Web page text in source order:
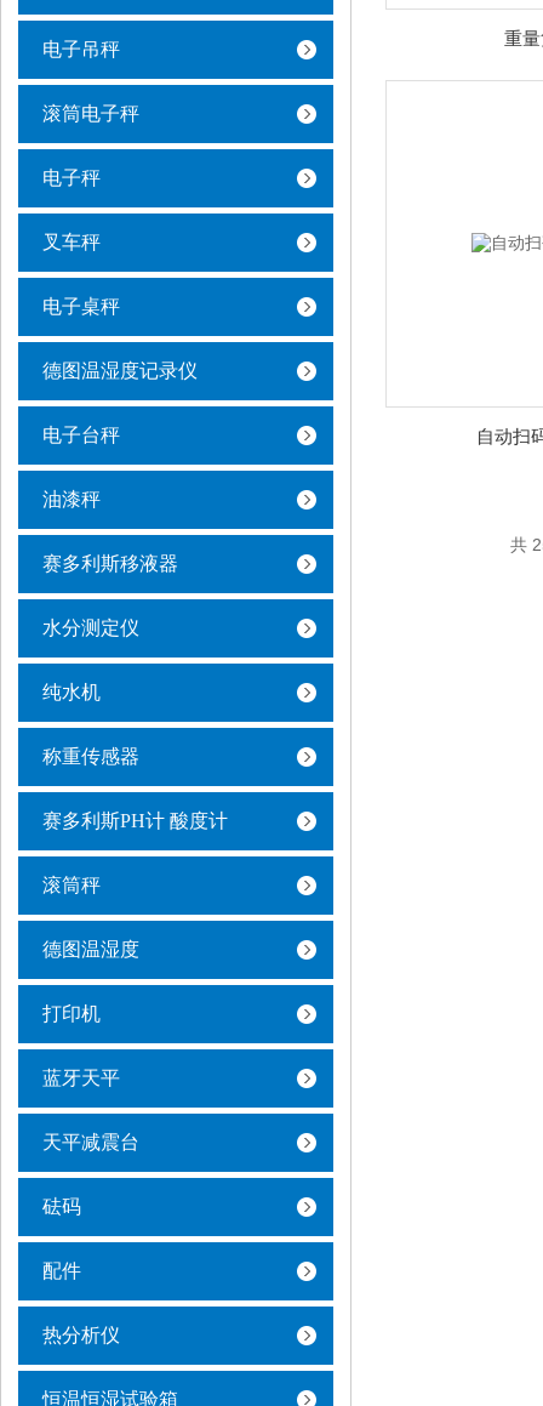
电子吊秤
滚筒电子秤
电子秤
叉车秤
电子桌秤
德图温湿度记录仪
电子台秤
油漆秤
赛多利斯移液器
水分测定仪
纯水机
称重传感器
赛多利斯PH计 酸度计
滚筒秤
德图温湿度
打印机
蓝牙天平
天平减震台
砝码
配件
热分析仪
恒温恒湿试验箱
重
自动扫
共